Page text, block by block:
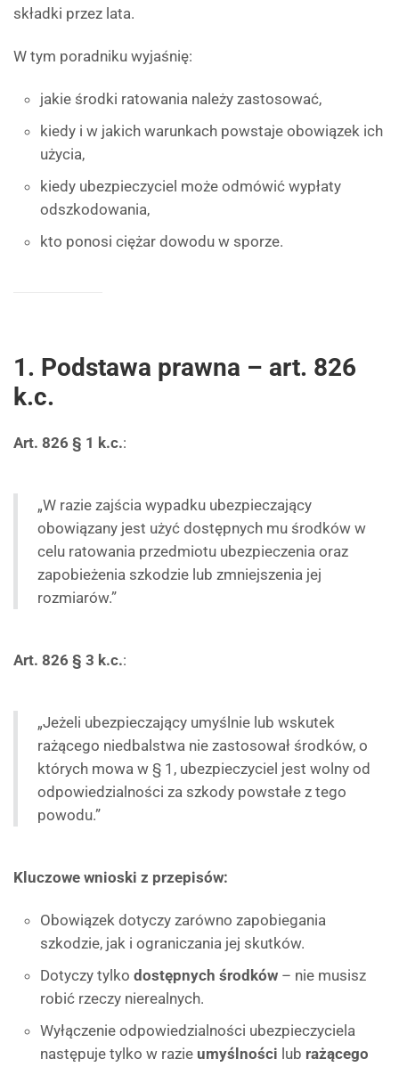
składki przez lata.
W tym poradniku wyjaśnię:
jakie środki ratowania należy zastosować,
kiedy i w jakich warunkach powstaje obowiązek ich
użycia,
kiedy ubezpieczyciel może odmówić wypłaty
odszkodowania,
kto ponosi ciężar dowodu w sporze.
1. Podstawa prawna – art. 826
k.c.
Art. 826 § 1 k.c.:
„W razie zajścia wypadku ubezpieczający
obowiązany jest użyć dostępnych mu środków w
celu ratowania przedmiotu ubezpieczenia oraz
zapobieżenia szkodzie lub zmniejszenia jej
rozmiarów.”
Art. 826 § 3 k.c.:
„Jeżeli ubezpieczający umyślnie lub wskutek
rażącego niedbalstwa nie zastosował środków, o
których mowa w § 1, ubezpieczyciel jest wolny od
odpowiedzialności za szkody powstałe z tego
powodu.”
Kluczowe wnioski z przepisów:
Obowiązek dotyczy zarówno zapobiegania
szkodzie, jak i ograniczania jej skutków.
Dotyczy tylko dostępnych środków – nie musisz
robić rzeczy nierealnych.
Wyłączenie odpowiedzialności ubezpieczyciela
następuje tylko w razie umyślności lub rażącego